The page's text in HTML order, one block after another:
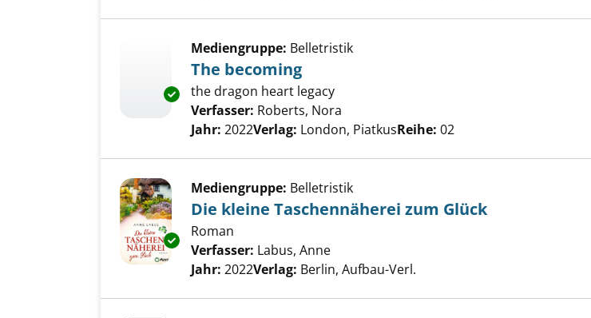
Exemplar-Details von The becoming anzeigen
Mediengruppe: Belletristik
The becoming
the dragon heart legacy
Verfasser: Roberts, Nora
Jahr: 2022Verlag: London, PiatkusReihe: 02
Exemplar-Details von Die kleine Taschennäherei zum Glück anzeigen
Mediengruppe: Belletristik
Die kleine Taschennäherei zum Glück
Roman
Verfasser: Labus, Anne
Jahr: 2022Verlag: Berlin, Aufbau-Verl.